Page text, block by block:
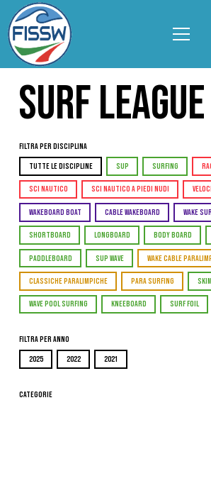
SURF LEAGUE
Filtra per Disciplina
TUTTE LE DISCIPLINE SUP SURFING
SCI NAUTICO SCI NAUTICO A PIEDI NUDI
WAKEBOARD BOAT CABLE WAKEBOARD WAKE
SHORTBOARD LONGBOARD BODY BOARD
PADDLEBOARD SUP WAVE WAKE CABLE
CLASSICHE PARALIMPICHE PARA SURFING
WAVE POOL SURFING KNEEBOARD SURF FOIL
Filtra per Anno
2025 2022 2021
Categorie